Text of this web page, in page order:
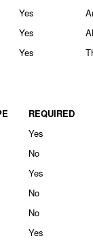
Yes
Yes
Yes
REQUIRED
Yes
No
Yes
No
No
Yes